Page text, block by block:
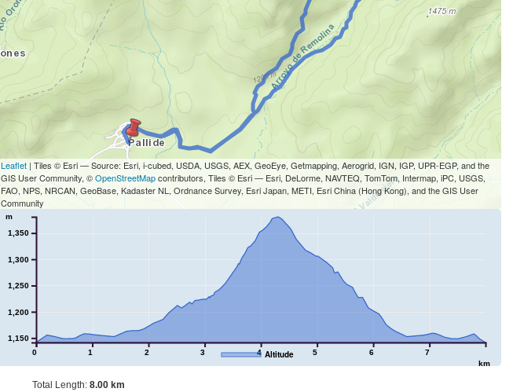
Leaflet | Tiles © Esri — Source: Esri, i-cubed, USDA, USGS, AEX, GeoEye, Getmapping, Aerogrid, IGN, IGP, UPR-EGP, and the
GIS User Community, ©OpenStreetMapcontributors, Tiles © Esri — Esri, DeLorme, NAVTEQ, TomTom, Intermap, iPC, USGS,
FAO, NPS, NRCAN, GeoBase, Kadaster NL, Ordnance Survey, Esri Japan, METI, Esri China (Hong Kong), and the GIS User
Community
0 1 2 3 4 5 6 7
km
1,150
1,200
1,250
1,300
1,350
m
Altitude
Total Length: 8.00 km